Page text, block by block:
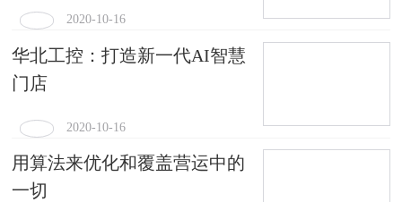
2020-10-16
华北工控：打造新一代AI智慧
门店
2020-10-16
用算法来优化和覆盖营运中的
一切